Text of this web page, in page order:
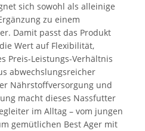
sich sowohl als alleinige
zu einem
Damit passt das Produkt
Wert auf Flexibilität,
Preis-Leistungs-Verhältnis
abwechslungsreicher
Nährstoffversorgung und
macht dieses Nassfutter
im Alltag – vom jungen
gemütlichen Best Ager mit